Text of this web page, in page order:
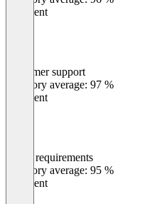
Excellent
Customer support
Category average: 97 %
Excellent
Meets requirements
Category average: 95 %
Excellent